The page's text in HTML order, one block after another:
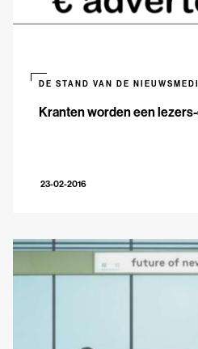
Kranten worden een
DE STAND VAN DE
23-02-2016